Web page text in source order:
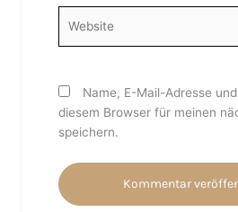
Name, E-Mail-Adresse
diesem Browser für meinen
speichern.